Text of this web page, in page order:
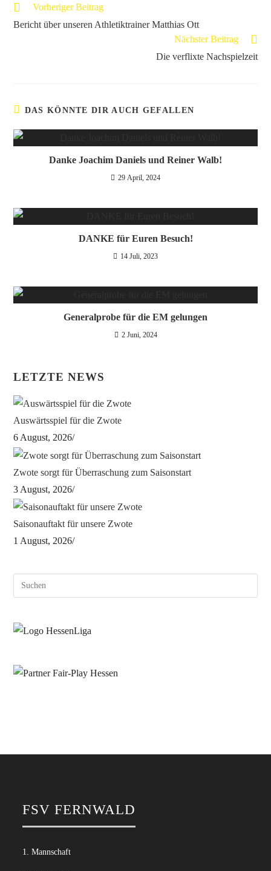
Vorheriger Beitrag
Bericht über unseren Athletiktrainer Matthias Ott
Nächster Beitrag
Die verflixte Nachspielzeit
DAS KÖNNTE DIR AUCH GEFALLEN
Danke Joachim Daniels und Reiner Walb!
29 April, 2024
DANKE für Euren Besuch!
14 Juli, 2023
Generalprobe für die EM gelungen
2 Juni, 2024
LETZTE NEWS
Auswärtsspiel für die Zwote
6 August, 2026/
Zwote sorgt für Überraschung zum Saisonstart
3 August, 2026/
Saisonauftakt für unsere Zwote
1 August, 2026/
FSV FERNWALD
1. Mannschaft